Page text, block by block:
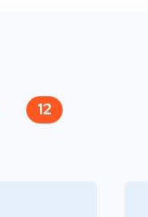
12